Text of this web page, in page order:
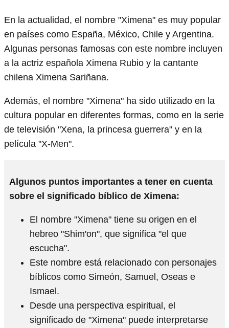
En la actualidad, el nombre "Ximena" es muy popular
en países como España, México, Chile y Argentina.
Algunas personas famosas con este nombre incluyen
a la actriz española Ximena Rubio y la cantante
chilena Ximena Sariñana.
Además, el nombre "Ximena" ha sido utilizado en la
cultura popular en diferentes formas, como en la serie
de televisión "Xena, la princesa guerrera" y en la
película "X-Men".
Algunos puntos importantes a tener en cuenta
sobre el significado bíblico de Ximena:
El nombre "Ximena" tiene su origen en el
hebreo "Shim'on", que significa "el que
escucha".
Este nombre está relacionado con personajes
bíblicos como Simeón, Samuel, Oseas e
Ismael.
Desde una perspectiva espiritual, el
significado de "Ximena" puede interpretarse